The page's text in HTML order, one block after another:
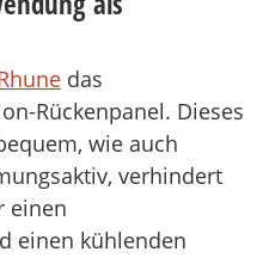
das
Rückenpanel. Dieses
wie auch
verhindert
einen
einen kühlenden